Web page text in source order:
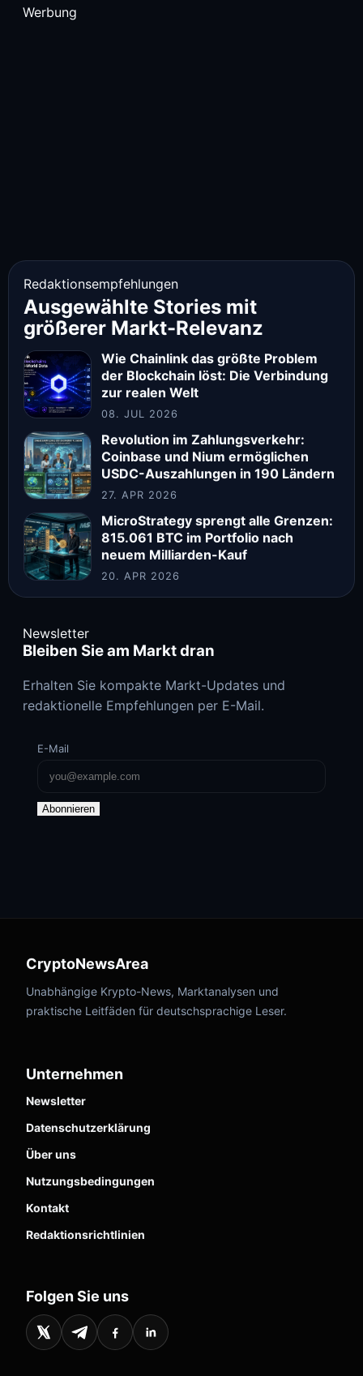
Werbung
Redaktionsempfehlungen
Ausgewählte Stories mit
größerer Markt-Relevanz
Wie Chainlink das größte Problem
der Blockchain löst: Die Verbindung
zur realen Welt
08. JUL 2026
Revolution im Zahlungsverkehr:
Coinbase und Nium ermöglichen
USDC-Auszahlungen in 190 Ländern
27. APR 2026
MicroStrategy sprengt alle Grenzen:
815.061 BTC im Portfolio nach
neuem Milliarden-Kauf
20. APR 2026
Newsletter
Bleiben Sie am Markt dran
Erhalten Sie kompakte Markt-Updates und
redaktionelle Empfehlungen per E-Mail.
E-Mail
Abonnieren
CryptoNewsArea
Unabhängige Krypto-News, Marktanalysen und
praktische Leitfäden für deutschsprachige Leser.
Unternehmen
Newsletter
Datenschutzerklärung
Über uns
Nutzungsbedingungen
Kontakt
Redaktionsrichtlinien
Folgen Sie uns